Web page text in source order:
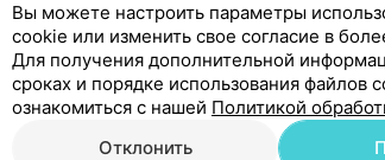
ещё
Вы можете настроить параметры
cookie или изменить свое согласие в
Для получения дополнительной
сроках и порядке использования файлов
ознакомиться с нашей Политикой
Отклонить